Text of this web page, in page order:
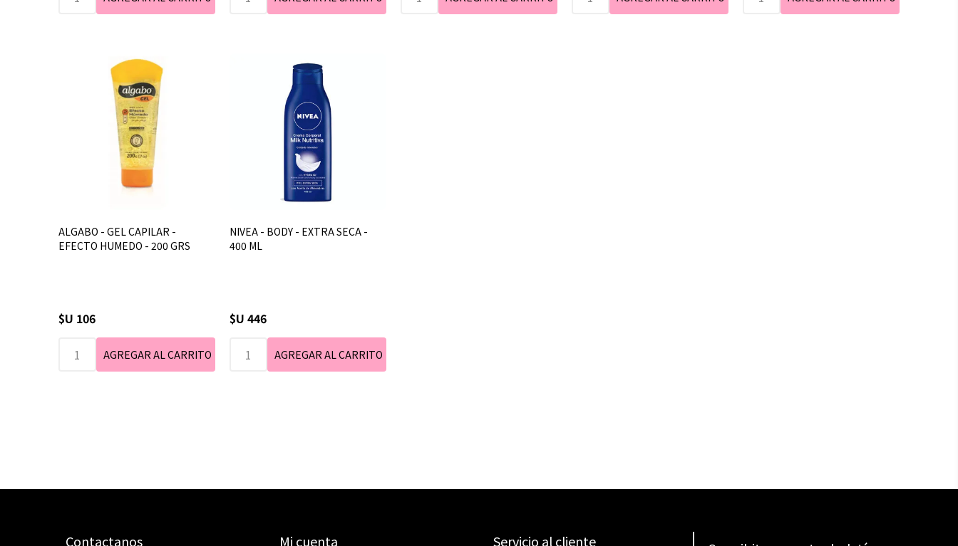
ALGABO - GEL CAPILAR -
EFECTO HUMEDO - 200 GRS
$U 106
NIVEA - BODY - EXTRA SECA -
400 ML
$U 446
Contactanos Mi cuenta Servicio al cliente